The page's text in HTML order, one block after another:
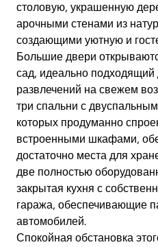
столовую, украшенную
арочными стенами из
создающими уютную и
Большие двери
сад, идеально подходящий
развлечений на свежем
три спальни с
которых продуманно
встроенными шкафами,
достаточно места для
две полностью
закрытая кухня с
гаража, обеспечивающие
автомобилей.
Спокойная обстановка